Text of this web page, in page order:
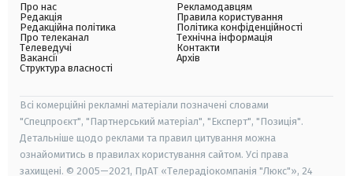
Про нас
Редакція
Редакційна політика
Про телеканал
Телеведучі
Вакансії
Структура власності
Рекламодавцям
Правила користування
Політика конфіденційності
Технічна інформація
Контакти
Архів
Всі комерційні рекламні матеріали позначені словами
"Спецпроєкт", "Партнерський матеріал", "Експерт", "Позиція".
Детальніше щодо реклами та правил цитування можна
ознайомитись в правилах користування сайтом. Усі права
захищені. © 2005—2021, ПрАТ «Телерадіокомпанія "Люкс"», 24